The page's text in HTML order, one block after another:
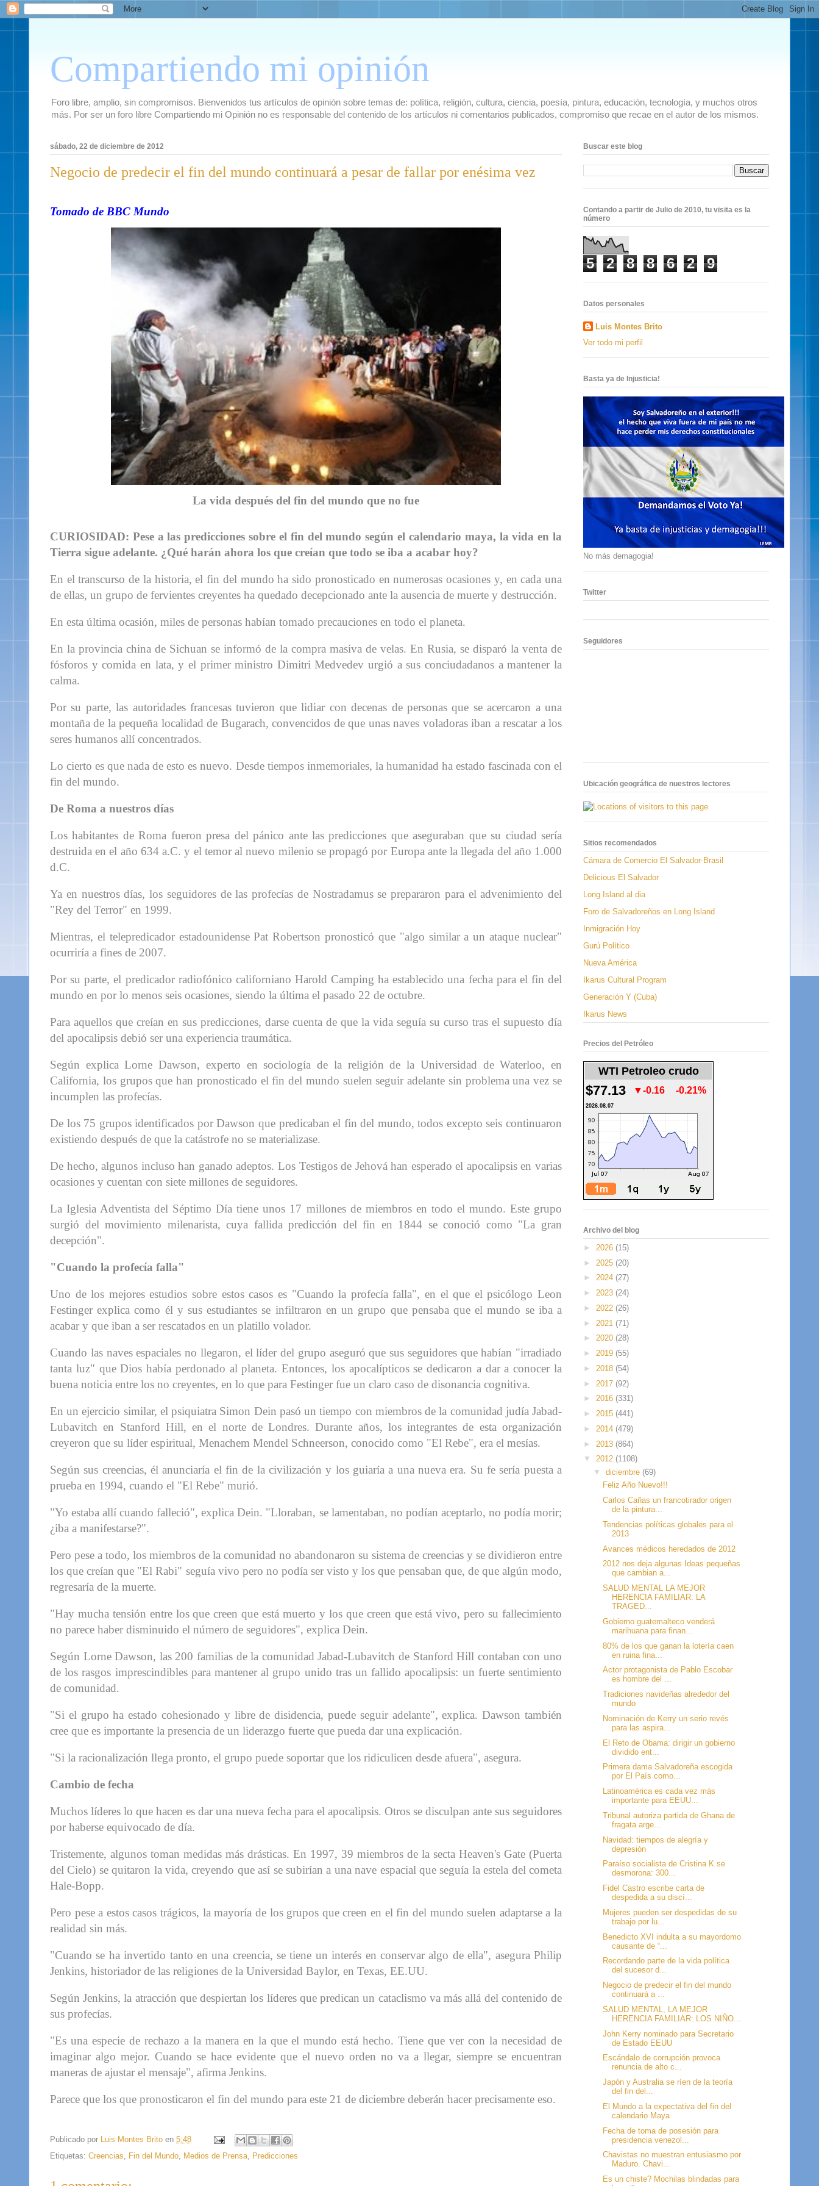
Compartiendo mi opinión
Foro libre, amplio, sin compromisos. Bienvenidos tus artículos de opinión sobre temas de: política, religión, cultura, ciencia, poesía, pintura, educación, tecnología, y muchos otros
más. Por ser un foro libre Compartiendo mi Opinión no es responsable del contenido de los artículos ni comentarios publicados, compromiso que recae en el autor de los mismos.
sábado, 22 de diciembre de 2012
Negocio de predecir el fin del mundo continuará a pesar de fallar por enésima vez
Tomado de BBC Mundo
La vida después del fin del mundo que no fue
CURIOSIDAD: Pese a las predicciones sobre el fin del mundo según el calendario maya, la vida en la
Tierra sigue adelante. ¿Qué harán ahora los que creían que todo se iba a acabar hoy?
En el transcurso de la historia, el fin del mundo ha sido pronosticado en numerosas ocasiones y, en cada una
de ellas, un grupo de fervientes creyentes ha quedado decepcionado ante la ausencia de muerte y destrucción.
En esta última ocasión, miles de personas habían tomado precauciones en todo el planeta.
En la provincia china de Sichuan se informó de la compra masiva de velas. En Rusia, se disparó la venta de
fósforos y comida en lata, y el primer ministro Dimitri Medvedev urgió a sus conciudadanos a mantener la
calma.
Por su parte, las autoridades francesas tuvieron que lidiar con decenas de personas que se acercaron a una
montaña de la pequeña localidad de Bugarach, convencidos de que unas naves voladoras iban a rescatar a los
seres humanos allí concentrados.
Lo cierto es que nada de esto es nuevo. Desde tiempos inmemoriales, la humanidad ha estado fascinada con el
fin del mundo.
De Roma a nuestros días
Los habitantes de Roma fueron presa del pánico ante las predicciones que aseguraban que su ciudad sería
destruida en el año 634 a.C. y el temor al nuevo milenio se propagó por Europa ante la llegada del año 1.000
d.C.
Ya en nuestros días, los seguidores de las profecías de Nostradamus se prepararon para el advenimiento del
"Rey del Terror" en 1999.
Mientras, el telepredicador estadounidense Pat Robertson pronosticó que "algo similar a un ataque nuclear"
ocurriría a fines de 2007.
Por su parte, el predicador radiofónico californiano Harold Camping ha establecido una fecha para el fin del
mundo en por lo menos seis ocasiones, siendo la última el pasado 22 de octubre.
Para aquellos que creían en sus predicciones, darse cuenta de que la vida seguía su curso tras el supuesto día
del apocalipsis debió ser una experiencia traumática.
Según explica Lorne Dawson, experto en sociología de la religión de la Universidad de Waterloo, en
California, los grupos que han pronosticado el fin del mundo suelen seguir adelante sin problema una vez se
incumplen las profecías.
De los 75 grupos identificados por Dawson que predicaban el fin del mundo, todos excepto seis continuaron
existiendo después de que la catástrofe no se materializase.
De hecho, algunos incluso han ganado adeptos. Los Testigos de Jehová han esperado el apocalipsis en varias
ocasiones y cuentan con siete millones de seguidores.
La Iglesia Adventista del Séptimo Día tiene unos 17 millones de miembros en todo el mundo. Este grupo
surgió del movimiento milenarista, cuya fallida predicción del fin en 1844 se conoció como "La gran
decepción".
"Cuando la profecía falla"
Uno de los mejores estudios sobre estos casos es "Cuando la profecía falla", en el que el psicólogo Leon
Festinger explica como él y sus estudiantes se infiltraron en un grupo que pensaba que el mundo se iba a
acabar y que iban a ser rescatados en un platillo volador.
Cuando las naves espaciales no llegaron, el líder del grupo aseguró que sus seguidores que habían "irradiado
tanta luz" que Dios había perdonado al planeta. Entonces, los apocalípticos se dedicaron a dar a conocer la
buena noticia entre los no creyentes, en lo que para Festinger fue un claro caso de disonancia cognitiva.
En un ejercicio similar, el psiquiatra Simon Dein pasó un tiempo con miembros de la comunidad judía Jabad-
Lubavitch en Stanford Hill, en el norte de Londres. Durante años, los integrantes de esta organización
creyeron que su líder espiritual, Menachem Mendel Schneerson, conocido como "El Rebe", era el mesías.
Según sus creencias, él anunciaría el fin de la civilización y los guiaría a una nueva era. Su fe sería puesta a
prueba en 1994, cuando el "El Rebe" murió.
"Yo estaba allí cuando falleció", explica Dein. "Lloraban, se lamentaban, no podían aceptarlo, no podía morir;
¿iba a manifestarse?".
Pero pese a todo, los miembros de la comunidad no abandonaron su sistema de creencias y se dividieron entre
los que creían que "El Rabi" seguía vivo pero no podía ser visto y los que pensaban que, de que algún modo,
regresaría de la muerte.
"Hay mucha tensión entre los que creen que está muerto y los que creen que está vivo, pero su fallecimiento
no parece haber disminuido el número de seguidores", explica Dein.
Según Lorne Dawson, las 200 familias de la comunidad Jabad-Lubavitch de Stanford Hill contaban con uno
de los rasgos imprescindibles para mantener al grupo unido tras un fallido apocalipsis: un fuerte sentimiento
de comunidad.
"Si el grupo ha estado cohesionado y libre de disidencia, puede seguir adelante", explica. Dawson también
cree que es importante la presencia de un liderazgo fuerte que pueda dar una explicación.
"Si la racionalización llega pronto, el grupo puede soportar que los ridiculicen desde afuera", asegura.
Cambio de fecha
Muchos líderes lo que hacen es dar una nueva fecha para el apocalipsis. Otros se disculpan ante sus seguidores
por haberse equivocado de día.
Tristemente, algunos toman medidas más drásticas. En 1997, 39 miembros de la secta Heaven's Gate (Puerta
del Cielo) se quitaron la vida, creyendo que así se subirían a una nave espacial que seguía la estela del cometa
Hale-Bopp.
Pero pese a estos casos trágicos, la mayoría de los grupos que creen en el fin del mundo suelen adaptarse a la
realidad sin más.
"Cuando se ha invertido tanto en una creencia, se tiene un interés en conservar algo de ella", asegura Philip
Jenkins, historiador de las religiones de la Universidad Baylor, en Texas, EE.UU.
Según Jenkins, la atracción que despiertan los líderes que predican un cataclismo va más allá del contenido de
sus profecías.
"Es una especie de rechazo a la manera en la que el mundo está hecho. Tiene que ver con la necesidad de
imaginar algo mejor. Cuando se hace evidente que el nuevo orden no va a llegar, siempre se encuentran
maneras de ajustar el mensaje", afirma Jenkins.
Parece que los que pronosticaron el fin del mundo para este 21 de diciembre deberán hacer precisamente eso.
Publicado por Luis Montes Brito en 5:48
Etiquetas: Creencias Fin del Mundo Medios de Prensa Predicciones
Buscar este blog
Contando a partir de Julio de 2010, tu visita es la
número
5 2 8 8 6 2 9
Datos personales
Luis Montes Brito
Ver todo mi perfil
Basta ya de Injusticia!
No más demagogia!
Twitter
Seguidores
Ubicación geográfica de nuestros lectores
Sitios recomendados
Cámara de Comercio El Salvador-Brasil
Delicious El Salvador
Long Island al dia
Foro de Salvadoreños en Long Island
Inmigración Hoy
Gurú Político
Nueva América
Ikarus Cultural Program
Generación Y (Cuba)
Ikarus News
Precios del Petróleo
WTI Petroleo crudo
$77.13 ▼-0.16 -0.21%
2026.08.07
Archivo del blog
► 2026 (15)
► 2025 (20)
► 2024 (27)
► 2023 (24)
► 2022 (26)
► 2021 (71)
► 2020 (28)
► 2019 (55)
► 2018 (54)
► 2017 (92)
► 2016 (331)
► 2015 (441)
► 2014 (479)
► 2013 (864)
▼ 2012 (1108)
▼ diciembre (69)
Feliz Año Nuevo!!!
Carlos Cañas un francotirador origen
de la pintura...
Tendencias políticas globales para el
2013
Avances médicos heredados de 2012
2012 nos deja algunas Ideas pequeñas
que cambian a...
SALUD MENTAL LA MEJOR
HERENCIA FAMILIAR: LA
TRAGED...
Gobierno guatemalteco venderá
marihuana para finan...
80% de los que ganan la lotería caen
en ruina fina...
Actor protagonista de Pablo Escobar
es hombre del ...
Tradiciones navideñas alrededor del
mundo
Nominación de Kerry un serio revés
para las aspira...
El Reto de Obama: dirigir un gobierno
dividido ent...
Primera dama Salvadoreña escogida
por El País como...
Latinoamérica es cada vez más
importante para EEUU...
Tribunal autoriza partida de Ghana de
fragata arge...
Navidad: tiempos de alegría y
depresión
Paraíso socialista de Cristina K se
desmorona: 300...
Fidel Castro escribe carta de
despedida a su discí...
Mujeres pueden ser despedidas de su
trabajo por lu...
Benedicto XVI indulta a su mayordomo
causante de “...
Recordando parte de la vida política
del sucesor d...
Negocio de predecir el fin del mundo
continuará a ...
SALUD MENTAL, LA MEJOR
HERENCIA FAMILIAR: LOS NIÑO...
John Kerry nominado para Secretario
de Estado EEUU
Escándalo de corrupción provoca
renuncia de alto c...
Japón y Australia se ríen de la teoría
del fin del...
El Mundo a la expectativa del fin del
calendario Maya
Fecha de toma de posesión para
presidencia venezol...
Chavistas no muestran entusiasmo por
Maduro. Chavi...
Es un chiste? Mochilas blindadas para